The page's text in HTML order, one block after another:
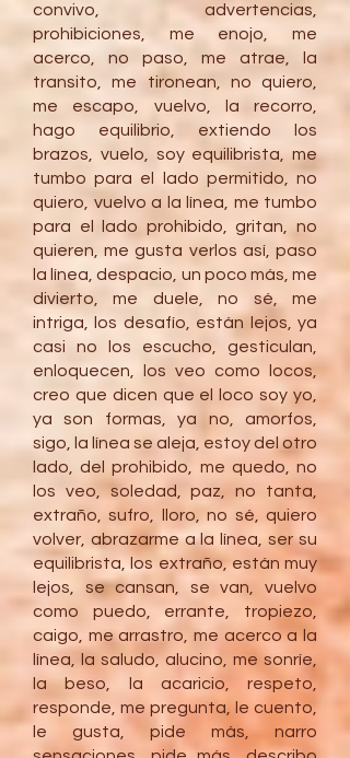
convivo, advertencias,
prohibiciones, me enojo, me
acerco, no paso, me atrae, la
transito, me tironean, no quiero,
me escapo, vuelvo, la recorro,
hago equilibrio, extiendo los
brazos, vuelo, soy equilibrista, me
tumbo para el lado permitido, no
quiero, vuelvo a la línea, me tumbo
para el lado prohibido, gritan, no
quieren, me gusta verlos así, paso
la línea, despacio, un poco más, me
divierto, me duele, no sé, me
intriga, los desafío, están lejos, ya
casi no los escucho, gesticulan,
enloquecen, los veo como locos,
creo que dicen que el loco soy yo,
ya son formas, ya no, amorfos,
sigo, la línea se aleja, estoy del otro
lado, del prohibido, me quedo, no
los veo, soledad, paz, no tanta,
extraño, sufro, lloro, no sé, quiero
volver, abrazarme a la línea, ser su
equilibrista, los extraño, están muy
lejos, se cansan, se van, vuelvo
como puedo, errante, tropiezo,
caigo, me arrastro, me acerco a la
línea, la saludo, alucino, me sonríe,
la beso, la acaricio, respeto,
responde, me pregunta, le cuento,
le gusta, pide más, narro